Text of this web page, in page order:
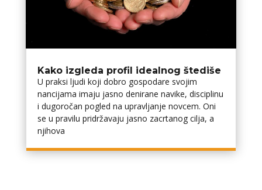
Kako izgleda profil idealnog štediše
U praksi ljudi koji dobro gospodare svojim
financijama imaju jasno definirane navike, disciplinu
i dugoročan pogled na upravljanje novcem. Oni
se u pravilu pridržavaju jasno zacrtanog cilja, a
njihova